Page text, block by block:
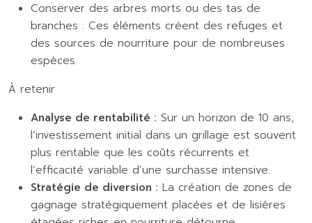
Conserver des arbres morts ou des tas de
branches : Ces éléments créent des refuges et
des sources de nourriture pour de nombreuses
espèces.
À retenir
Analyse de rentabilité : Sur un horizon de 10 ans,
l’investissement initial dans un grillage est souvent
plus rentable que les coûts récurrents et
l’efficacité variable d’une surchasse intensive.
Stratégie de diversion : La création de zones de
gagnage stratégiquement placées et de lisières